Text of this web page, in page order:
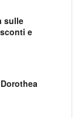
sulle
e